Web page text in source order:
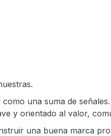
una suma de
y orientado al valor,
una buena marca